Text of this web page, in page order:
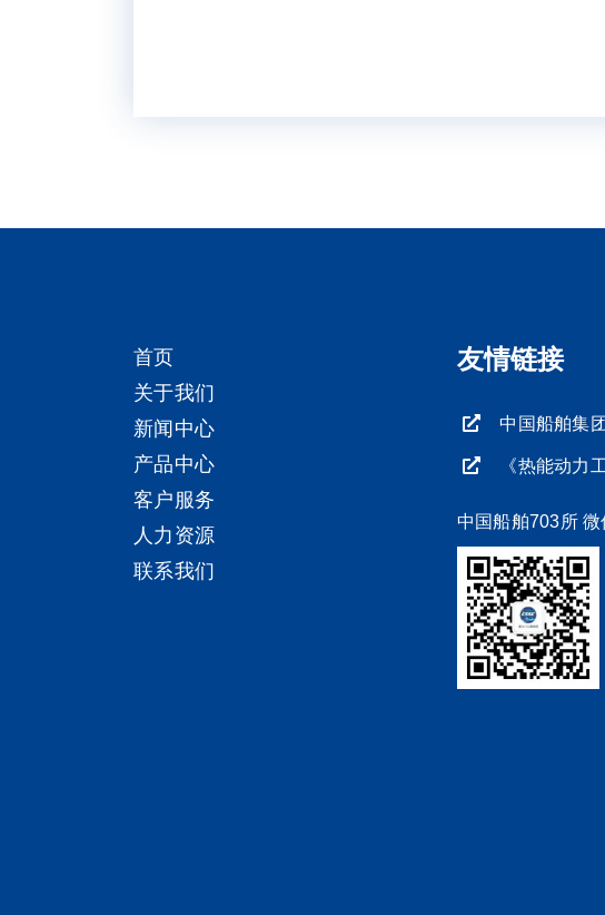
首页
关于我们
新闻中心
产品中心
客户服务
人力资源
联系我们
友情链接
中国船舶集
《热能动力
中国船舶703所